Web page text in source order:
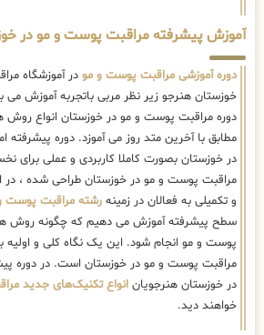
آموزش پیشرفته مراقبت پوست و مو در
دوره آموزشی مراقبت پوست و مو در آموزشگاه
خوزستان هنرجو زیر نظر مربی باتجربه آموزش
دوره مراقبت پوست و مو در خوزستان انواع روش
مطابق با آخرین متد روز می آموزد. دوره
در خوزستان بصورت کاملا کاربردی و عملی برای
مراقبت پوست و مو در خوزستان طراحی شده ، در
و تکمیلی به فعالان در زمینه رشته مراقبت پوست
سطح پیشرفته آموزش می دهیم که چگونه روش
پوست و مو انجام شود. این یک نگاه کلی و اولیه
مراقبت پوست و مو در خوزستان است. در دوره
در خوزستان هنرجویان انواع تکنیک‌های جدید
خواهند دید.